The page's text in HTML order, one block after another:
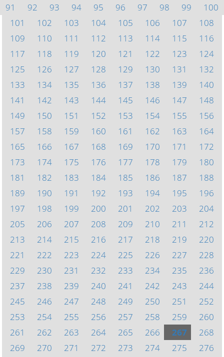
91
92 93 94 95 96 97 98 99
100
101
102 103 104 105 106 107
108
109
110 111 112 113 114 115
116
117
118 119 120 121 122 123
124
125
126 127 128 129 130 131
132
133
134 135 136 137 138 139
140
141
142 143 144 145 146 147
148
149
150 151 152 153 154 155
156
157
158 159 160 161 162 163
164
165
166 167 168 169 170 171
172
173
174 175 176 177 178 179
180
181
182 183 184 185 186 187
188
189
190 191 192 193 194 195
196
197
198 199 200 201 202 203
204
205
206 207 208 209 210 211
212
213
214 215 216 217 218 219
220
221
222 223 224 225 226 227
228
229
230 231 232 233 234 235
236
237
238 239 240 241 242 243
244
245
246 247 248 249 250 251
252
253
254 255 256 257 258 259
260
261
262 263 264 265 266 267
268
269
270 271 272 273 274 275
276